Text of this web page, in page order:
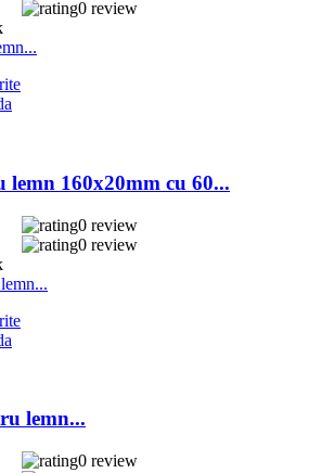
0 review
lemn 160x20mm cu 60...
0 review
0 review
lemn...
0 review